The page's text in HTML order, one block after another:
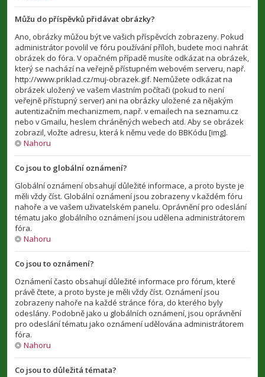
Můžu do příspěvků přidávat obrázky?
Ano, obrázky můžou být ve vašich příspěvcích zobrazeny. Pokud
administrátor povolil ve fóru používání příloh, budete moci nahrát
obrázek do fóra. V opačném případě musíte odkázat na obrázek,
který se nachází na veřejně přístupném webovém serveru, např.
http://www.priklad.cz/muj-obrazek.gif. Nemůžete odkázat na
obrázek uložený ve vašem vlastním počítači (pokud to není
veřejně přístupný server) ani na obrázky uložené za nějakým
autentizačním mechanizmem, např. v emailech na seznamu.cz
nebo v Gmailu, heslem chráněných webech atd. Aby se obrázek
zobrazil, vložte adresu, která k němu vede do BBKódu [img].
Nahoru
Co jsou to globální oznámení?
Globální oznámení obsahují důležité informace, a proto byste je
měli vždy číst. Globální oznámení jsou zobrazeny v každém fóru
nahoře a ve vašem uživatelském panelu. Oprávnění pro odeslání
tématu jako globálního oznámení jsou udělena administrátorem
fóra.
Nahoru
Co jsou to oznámení?
Oznámení často obsahují důležité informace pro fórum, které
právě čtete, a proto byste je měli vždy číst. Oznámení jsou
zobrazeny nahoře na každé stránce fóra, do kterého byly
odeslány. Podobně jako u globálních oznámení, jsou oprávnění
pro odeslání tématu jako oznámení udělována administrátorem
fóra.
Nahoru
Co jsou to důležitá témata?